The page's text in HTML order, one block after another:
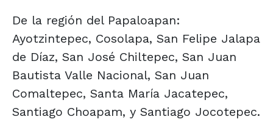
De la región del Papaloapan:
Ayotzintepec, Cosolapa, San Felipe Jalapa
de Díaz, San José Chiltepec, San Juan
Bautista Valle Nacional, San Juan
Comaltepec, Santa María Jacatepec,
Santiago Choapam, y Santiago Jocotepec.